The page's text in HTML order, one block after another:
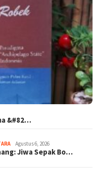
&#82…
Agustus 6, 2026
Jiwa Sepak Bo…